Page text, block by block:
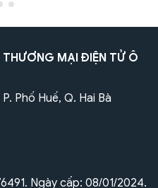
MẠI ĐIỆN TỬ Ô
Phố Huế, Q. Hai Bà
Ngày cấp: 08/01/2024.